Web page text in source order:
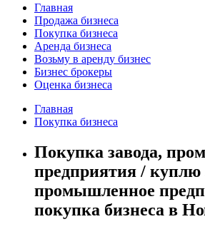
Главная
Продажа бизнеса
Покупка бизнеса
Аренда бизнеса
Возьму в аренду бизнес
Бизнес брокеры
Оценка бизнеса
Главная
Покупка бизнеса
Покупка завода,
предприятия / куплю
промышленное
покупка бизнеса в